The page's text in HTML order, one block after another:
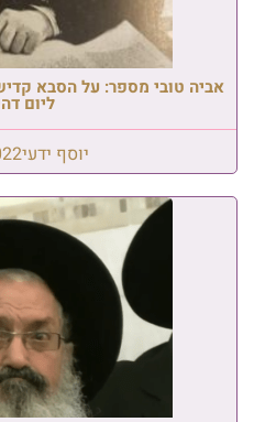
אביה טובי מספר: על הסבא
ליום
יוסף ידעי